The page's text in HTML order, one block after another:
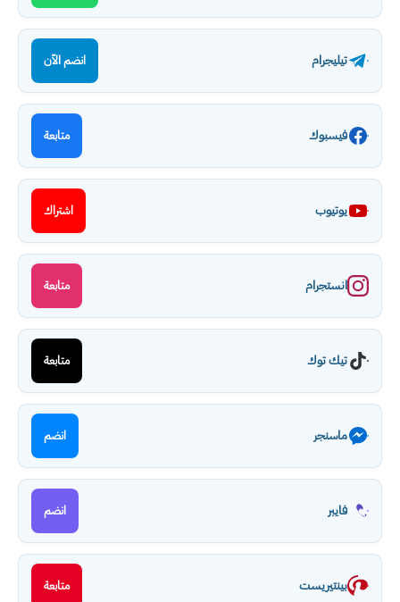
تيليجرام انضم الآن
فيسبوك متابعة
يوتيوب اشتراك
انستجرام متابعة
تيك توك متابعة
ماسنجر انضم
فايبر انضم
بينتيريست متابعة